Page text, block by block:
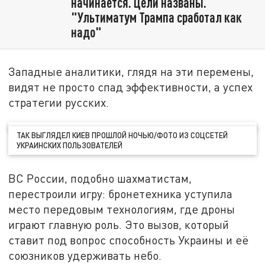
"Ультиматум Трампа сработал как
надо"
Западные аналитики, глядя на эти перемены,
видят не просто спад эффективности, а успех
стратегии русских.
ТАК ВЫГЛЯДЕЛ КИЕВ ПРОШЛОЙ НОЧЬЮ/ФОТО ИЗ СОЦСЕТЕЙ
УКРАИНСКИХ ПОЛЬЗОВАТЕЛЕЙ
ВС России, подобно шахматистам,
перестроили игру: бронетехника уступила
место передовым технологиям, где дроны
играют главную роль. Это вызов, который
ставит под вопрос способность Украины и её
союзников удерживать небо.